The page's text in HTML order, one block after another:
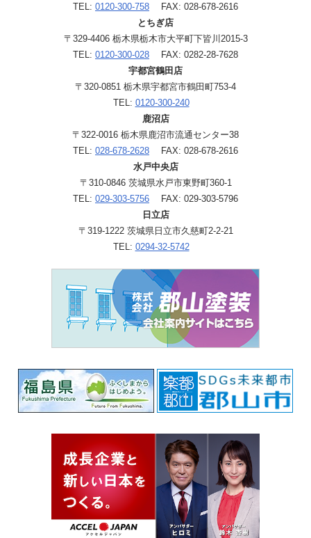
TEL: 0120-300-758 FAX: 028-678-2616
とちぎ店
〒329-4406 栃木県栃木市大平町下皆川2015-3
TEL: 0120-300-028 FAX: 0282-28-7628
宇都宮鶴田店
〒320-0851 栃木県宇都宮市鶴田町753-4
TEL: 0120-300-240
鹿沼店
〒322-0016 栃木県鹿沼市流通センター38
TEL: 028-678-2628 FAX: 028-678-2616
水戸中央店
〒310-0846 茨城県水戸市東野町360-1
TEL: 029-303-5756 FAX: 029-303-5796
日立店
〒319-1222 茨城県日立市久慈町2-2-21
TEL: 0294-32-5742